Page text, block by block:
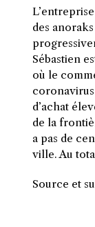
des
Sébastien
où le
d’achat
de la
a pas de
ville. Au
Source et